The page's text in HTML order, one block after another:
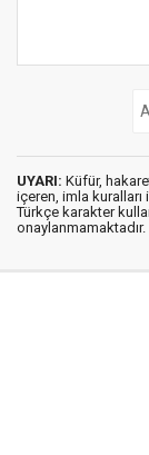
UYARI: Küfür,
içeren, imla kuralları
Türkçe karakter
onaylanmamaktadır.